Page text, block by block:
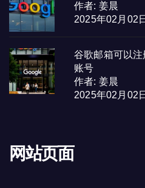
作者: 姜晨
2025年02月02日
谷歌邮箱可以
账号
作者: 姜晨
2025年02月02日
网站页面